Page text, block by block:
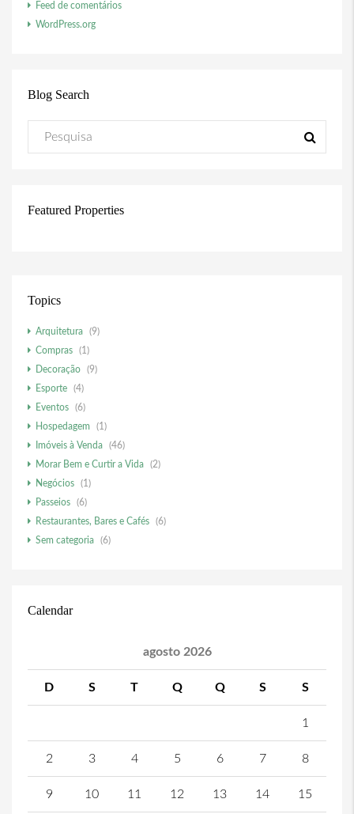
Feed de comentários
WordPress.org
Blog Search
Featured Properties
Topics
Arquitetura
(9)
Compras
(1)
Decoração
(9)
Esporte
(4)
Eventos
(6)
Hospedagem
(1)
Imóveis à Venda
(46)
Morar Bem e Curtir a Vida
(2)
Negócios
(1)
Passeios
(6)
Restaurantes, Bares e Cafés
(6)
Sem categoria
(6)
Calendar
agosto 2026
D S T Q Q S S
1
2 3 4 5 6 7 8
9 10 11 12 13 14 15